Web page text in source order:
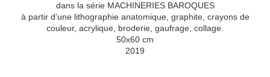
dans la série MACHINERIES BAROQUES
à partir d'une lithographie anatomique, graphite, crayons de
couleur, acrylique, broderie, gaufrage, collage.
50x60 cm
2019